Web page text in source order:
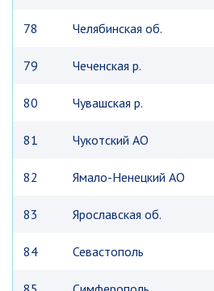
78 Челябинская об.
79 Чеченская р.
80 Чувашская р.
81 Чукотский АО
82 Ямало-Ненецкий АО
83 Ярославская об.
84 Севастополь